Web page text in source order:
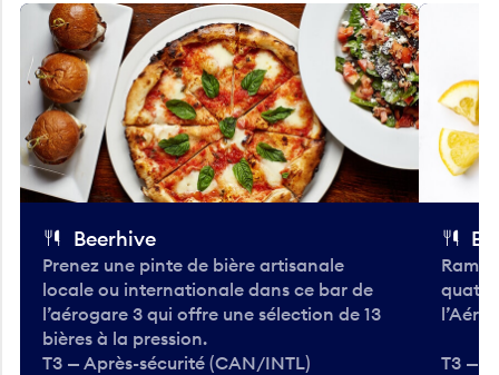
Beerhive
Prenez une pinte de bière artisanale
locale ou internationale dans ce bar de
l’aérogare 3 qui offre une sélection de 13
bières à la pression.
T3 — Après-sécurité (CAN/INTL)
T3 —